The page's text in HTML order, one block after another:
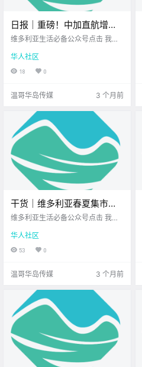
日报｜重磅！中加直航增
班，客货运频次将迎来大幅
维多利亚生活必备公众号点击 我在
想一直在你身边维多利亚正宗越南
米粉店您值得信赖的地产经纪公元2
026年4月21日 农历3月5日 星期二
气象.
华人社区
18 0
温哥华岛传媒 3 个月前
干货｜维多利亚春夏集市回
归啦！收下这份宝藏集市清
维多利亚生活必备公众号点击 我在
想一直在你身边北美最大亚洲超市
维多利亚自助火锅店 大维多利亚地
区的 市集季正式回归啦！ 这里有新
好物 还有现.
华人社区
53 0
温哥华岛传媒 3 个月前